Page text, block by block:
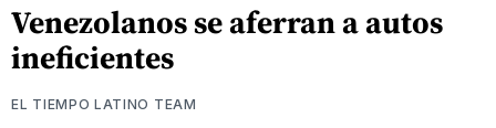
Venezolanos se aferran a autos
ineficientes
EL TIEMPO LATINO TEAM